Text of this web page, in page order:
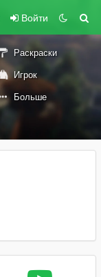
Войти
Раскраски
Игрок
Больше